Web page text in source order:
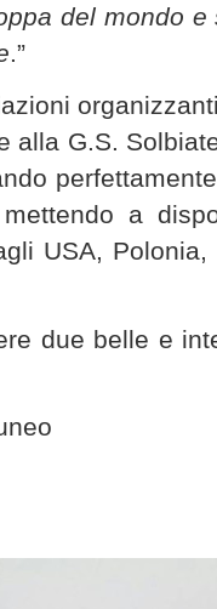
del mondo
.”
alla G.S.
mettendo a
USA, Polonia,
due belle e